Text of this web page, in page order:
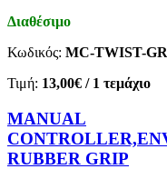
Διαθέσιμο
Κωδικός: MC-TWIST-
Τιμή: 13,00€ / 1 τεμάχιο
MANUAL
RUBBER GRIP